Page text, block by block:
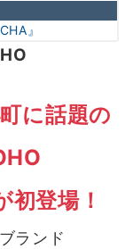
』
に話題の
登場！
ランド